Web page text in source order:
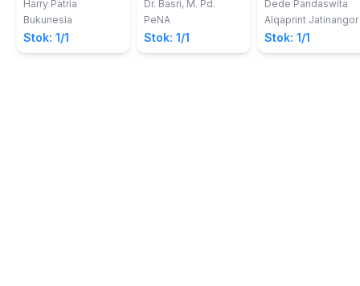
Lifelong Learner
Amid Disruption
Harry Patria
Bukunesia
Stok: 1/1
Dr. Basri, M. Pd.
PeNA
Stok: 1/1
profesional
Dede Pandaswita
Alqaprint Jatinangor
Stok: 1/1